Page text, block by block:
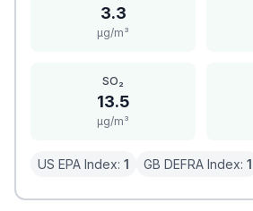
3.3
μg/m³
SO₂
13.5
μg/m³
US EPA Index: 1 GB DEFRA Index: 1